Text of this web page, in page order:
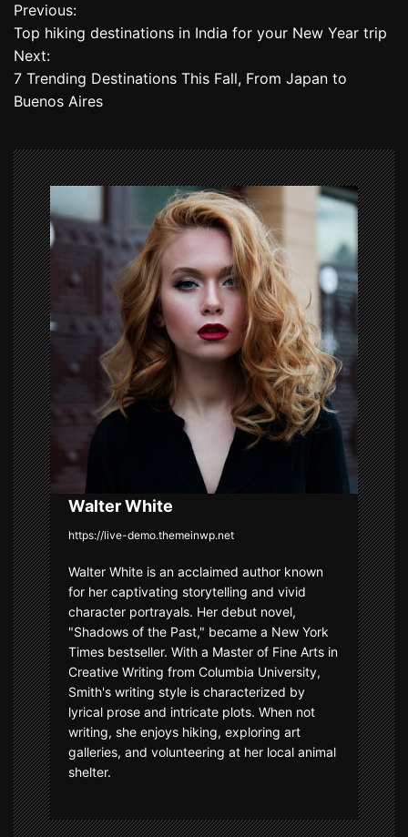
P
o
s
n
a
v
i
g
a
t
i
o
n
Previous:
Top hiking destinations in India for your New Year trip
Next:
7 Trending Destinations This Fall, From Japan to
Buenos Aires
Walter White
https://live-demo.themeinwp.net
Walter White is an acclaimed author known
for her captivating storytelling and vivid
character portrayals. Her debut novel,
"Shadows of the Past," became a New York
Times bestseller. With a Master of Fine Arts in
Creative Writing from Columbia University,
Smith's writing style is characterized by
lyrical prose and intricate plots. When not
writing, she enjoys hiking, exploring art
galleries, and volunteering at her local animal
shelter.